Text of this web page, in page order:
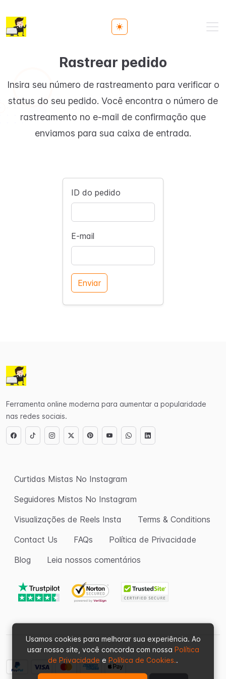
Toggle theme
Rastrear pedido
Insira seu número de rastreamento para verificar o
status do seu pedido. Você encontra o número de
rastreamento no e-mail de confirmação que
enviamos para sua caixa de entrada.
ID do pedido
E-mail
Enviar
Usamos cookies para melhorar sua experiência. Ao
usar nosso site, você concorda com nossa Política
de Privacidade e Política de Cookies..
Ferramenta online moderna para aumentar a popularidade
nas redes sociais.
Curtidas Mistas No Instagram
Seguidores Mistos No Instagram
Visualizações de Reels Insta
Terms & Conditions
Contact Us
FAQs
Política de Privacidade
Blog
Leia nossos comentários